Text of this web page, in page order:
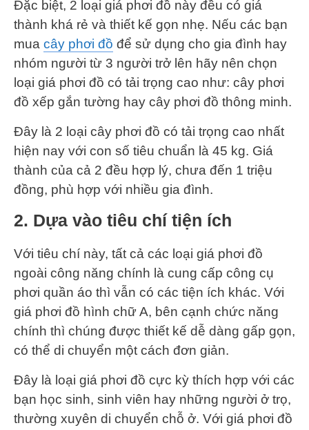
Đặc biệt, 2 loại giá phơi đồ này đều có giá
thành khá rẻ và thiết kế gọn nhẹ. Nếu các bạn
mua cây phơi đồ để sử dụng cho gia đình hay
nhóm người từ 3 người trở lên hãy nên chọn
loại giá phơi đồ có tải trọng cao như: cây phơi
đồ xếp gắn tường hay cây phơi đồ thông minh.
Đây là 2 loại cây phơi đồ có tải trọng cao nhất
hiện nay với con số tiêu chuẩn là 45 kg. Giá
thành của cả 2 đều hợp lý, chưa đến 1 triệu
đồng, phù hợp với nhiều gia đình.
2. Dựa vào tiêu chí tiện ích
Với tiêu chí này, tất cả các loại giá phơi đồ
ngoài công năng chính là cung cấp công cụ
phơi quần áo thì vẫn có các tiện ích khác. Với
giá phơi đồ hình chữ A, bên cạnh chức năng
chính thì chúng được thiết kế dễ dàng gấp gọn,
có thể di chuyển một cách đơn giản.
Đây là loại giá phơi đồ cực kỳ thích hợp với các
bạn học sinh, sinh viên hay những người ở trọ,
thường xuyên di chuyển chỗ ở. Với giá phơi đồ